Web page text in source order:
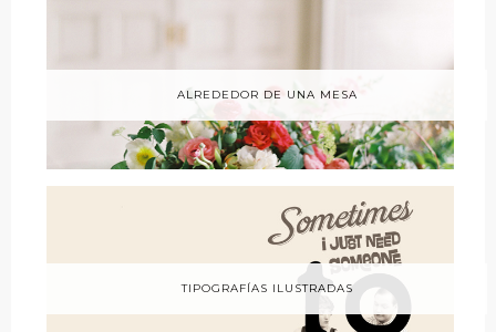
ALREDEDOR DE UNA MESA
TIPOGRAFÍAS ILUSTRADAS